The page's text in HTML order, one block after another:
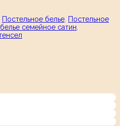
Постельное белье Постельное
семейное сатин